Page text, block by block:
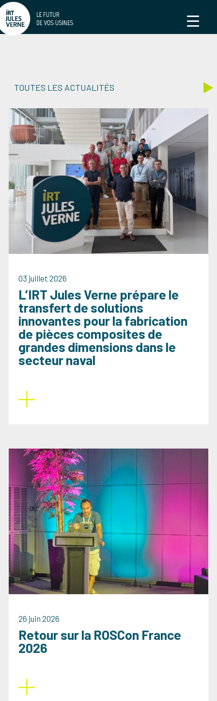
TOUTES LES ACTUALITÉS
03 juillet 2026
L’IRT Jules Verne prépare le
transfert de solutions
innovantes pour la fabrication
de pièces composites de
grandes dimensions dans le
secteur naval
26 juin 2026
Retour sur la ROSCon France
2026